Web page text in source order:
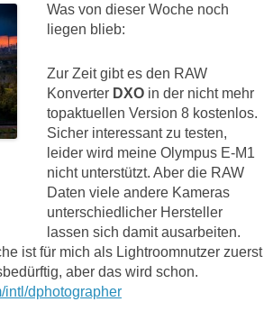
Was von dieser Woche noch
liegen blieb:
Zur Zeit gibt es den RAW
Konverter DXO in der nicht mehr
topaktuellen Version 8 kostenlos.
Sicher interessant zu testen,
leider wird meine Olympus E-M1
nicht unterstützt. Aber die RAW
Daten viele andere Kameras
unterschiedlicher Hersteller
lassen sich damit ausarbeiten.
ist für mich als Lightroomnutzer zuerst
aber das wird schon.
intl/dphotographer